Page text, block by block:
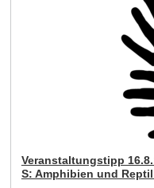
Veranstaltungstipp
S: Amphibien und